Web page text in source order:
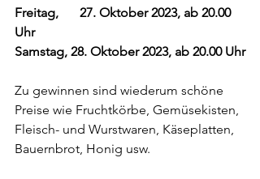
Freitag,	27. Oktober 2023, ab 20.00
Uhr
Samstag, 28. Oktober 2023, ab 20.00 Uhr
Zu gewinnen sind wiederum schöne
Preise wie Fruchtkörbe, Gemüsekisten,
Fleisch- und Wurstwaren, Käseplatten,
Bauernbrot, Honig usw.